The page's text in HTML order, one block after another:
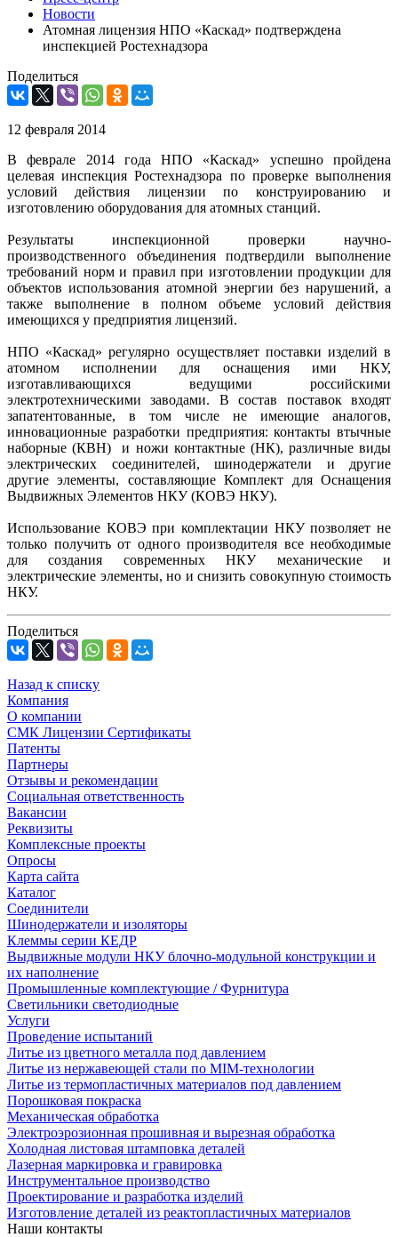
Новости
Атомная лицензия НПО «Каскад» подтверждена
инспекцией Ростехнадзора
Поделиться
12 февраля 2014
В феврале 2014 года НПО «Каскад» успешно пройдена
целевая инспекция Ростехнадзора по проверке выполнения
условий действия лицензии по конструированию и
изготовлению оборудования для атомных станций.
Результаты инспекционной проверки научно-
производственного объединения подтвердили выполнение
требований норм и правил при изготовлении продукции для
объектов использования атомной энергии без нарушений, а
также выполнение в полном объеме условий действия
имеющихся у предприятия лицензий.
НПО «Каскад» регулярно осуществляет поставки изделий в
атомном исполнении для оснащения ими НКУ,
изготавливающихся ведущими российскими
электротехническими заводами. В состав поставок входят
запатентованные, в том числе не имеющие аналогов,
инновационные разработки предприятия: контакты втычные
наборные (КВН) и ножи контактные (НК), различные виды
электрических соединителей, шинодержатели и другие
другие элементы, составляющие Комплект для Оснащения
Выдвижных Элементов НКУ (КОВЭ НКУ).
Использование КОВЭ при комплектации НКУ позволяет не
только получить от одного производителя все необходимые
для создания современных НКУ механические и
электрические элементы, но и снизить совокупную стоимость
НКУ.
Поделиться
Назад к списку
Компания
О компании
СМК Лицензии Сертификаты
Патенты
Партнеры
Отзывы и рекомендации
Социальная ответственность
Вакансии
Реквизиты
Комплексные проекты
Опросы
Карта сайта
Каталог
Соединители
Шинодержатели и изоляторы
Клеммы серии КЕДР
Выдвижные модули НКУ блочно-модульной конструкции и
их наполнение
Промышленные комплектующие / Фурнитура
Светильники светодиодные
Услуги
Проведение испытаний
Литье из цветного металла под давлением
Литье из нержавеющей стали по MIM-технологии
Литье из термопластичных материалов под давлением
Порошковая покраска
Механическая обработка
Электроэрозионная прошивная и вырезная обработка
Холодная листовая штамповка деталей
Лазерная маркировка и гравировка
Инструментальное производство
Проектирование и разработка изделий
Изготовление деталей из реактопластичных материалов
Наши контакты